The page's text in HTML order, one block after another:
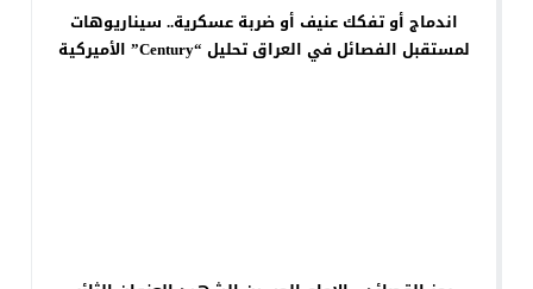
اندماج أو تفكك عنيف أو ضربة عسكرية.. سيناريوهات
لمستقبل الفصائل في العراق تحليل “Century” الأميركية